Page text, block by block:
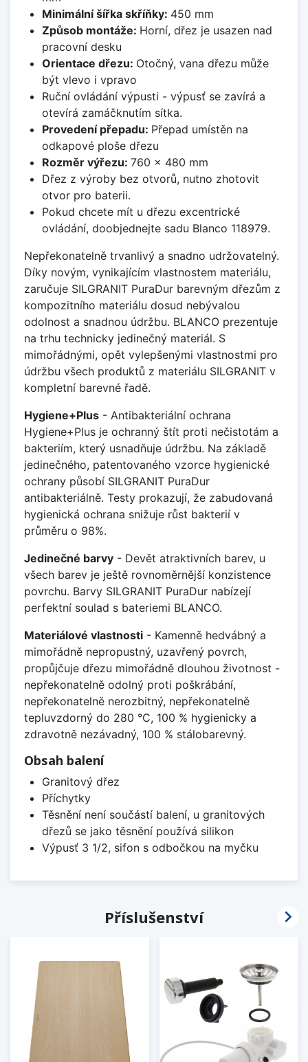
Minimální šířka skříňky: 450 mm
Způsob montáže: Horní, dřez je usazen nad
pracovní desku
Orientace dřezu: Otočný, vana dřezu může
být vlevo i vpravo
Ruční ovládání výpusti - výpusť se zavírá a
otevírá zamáčknutím sítka.
Provedení přepadu: Přepad umístěn na
odkapové ploše dřezu
Rozměr výřezu: 760 x 480 mm
Dřez z výroby bez otvorů, nutno zhotovit
otvor pro baterii.
Pokud chcete mít u dřezu excentrické
ovládání, doobjednejte sadu Blanco 118979.
Nepřekonatelně trvanlivý a snadno udržovatelný.
Díky novým, vynikajícím vlastnostem materiálu,
zaručuje SILGRANIT PuraDur barevným dřezům z
kompozitního materiálu dosud nebývalou
odolnost a snadnou údržbu. BLANCO prezentuje
na trhu technicky jedinečný materiál. S
mimořádnými, opět vylepšenými vlastnostmi pro
údržbu všech produktů z materiálu SILGRANIT v
kompletní barevné řadě.
Hygiene+Plus - Antibakteriální ochrana
Hygiene+Plus je ochranný štít proti nečistotám a
bakteriím, který usnadňuje údržbu. Na základě
jedinečného, patentovaného vzorce hygienické
ochrany působí SILGRANIT PuraDur
antibakteriálně. Testy prokazují, že zabudovaná
hygienická ochrana snižuje růst bakterií v
průměru o 98%.
Jedinečné barvy - Devět atraktivních barev, u
všech barev je ještě rovnoměrnější konzistence
povrchu. Barvy SILGRANIT PuraDur nabízejí
perfektní soulad s bateriemi BLANCO.
Materiálové vlastnosti - Kamenně hedvábný a
mimořádně nepropustný, uzavřený povrch,
propůjčuje dřezu mimořádně dlouhou životnost -
nepřekonatelně odolný proti poškrábání,
nepřekonatelně nerozbitný, nepřekonatelně
tepluvzdorný do 280 °C, 100 % hygienicky a
zdravotně nezávadný, 100 % stálobarevný.
Obsah balení
Granitový dřez
Příchytky
Těsnění není součástí balení, u granitových
dřezů se jako těsnění používá silikon
Výpusť 3 1/2, sifon s odbočkou na myčku
Příslušenství 